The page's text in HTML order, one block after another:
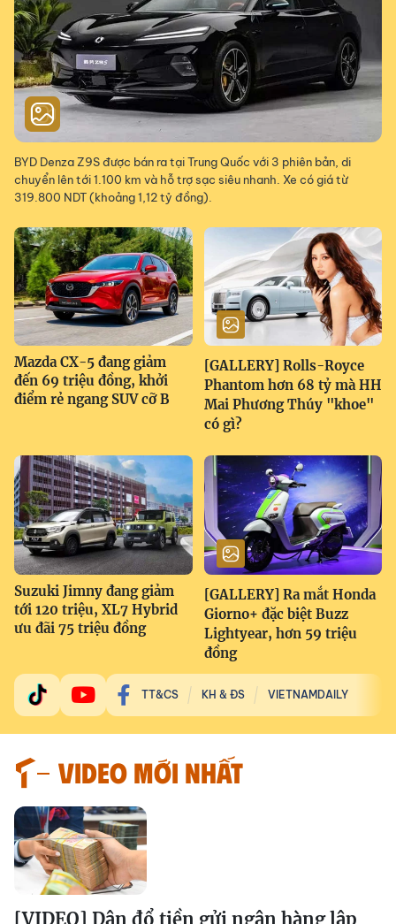
BYD Denza Z9S được bán ra tại Trung Quốc với 3 phiên bản, di
chuyển lên tới 1.100 km và hỗ trợ sạc siêu nhanh. Xe có giá từ
319.800 NDT (khoảng 1,12 tỷ đồng).
Mazda CX-5 đang giảm
đến 69 triệu đồng, khởi
điểm rẻ ngang SUV cỡ B
[GALLERY] Rolls-Royce
Phantom hơn 68 tỷ mà HH
Mai Phương Thúy "khoe"
có gì?
Suzuki Jimny đang giảm
tới 120 triệu, XL7 Hybrid
ưu đãi 75 triệu đồng
[GALLERY] Ra mắt Honda
Giorno+ đặc biệt Buzz
Lightyear, hơn 59 triệu
đồng
TT&CS KH & ĐS VIETNAMDAILY
VIDEO MỚI NHẤT
[VIDEO] Dân đổ tiền gửi ngân hàng lập